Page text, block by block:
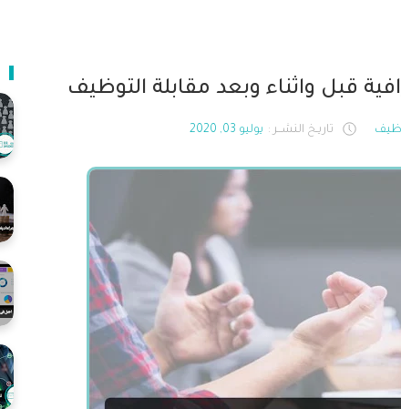
قبل واثناء وبعد مقابلة التوظيف
تاريـخ النشــر : يوليو 03, 2020